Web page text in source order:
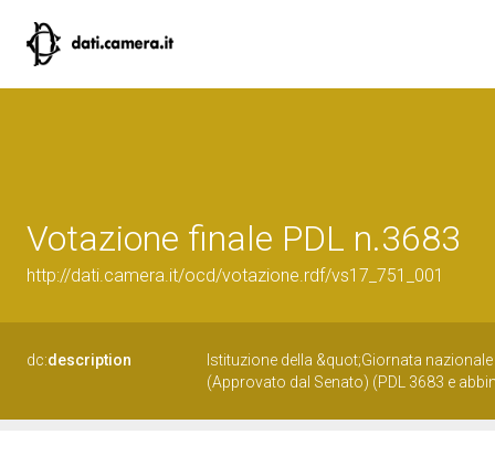
Votazione finale PDL n.3683
http://dati.camera.it/ocd/votazione.rdf/vs17_751_001
dc:description
Istituzione della &quot;Giornata
(Approvato dal Senato) (PDL 3683 e